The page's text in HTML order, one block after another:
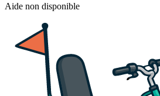
Aide non disponible